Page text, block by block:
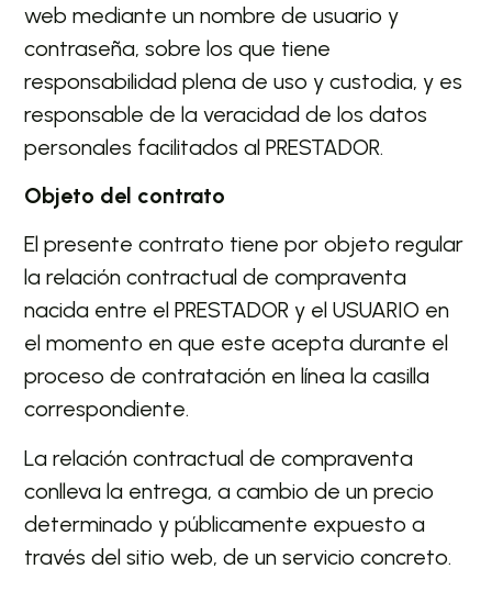
web mediante un nombre de usuario y
contraseña, sobre los que tiene
responsabilidad plena de uso y custodia, y es
responsable de la veracidad de los datos
personales facilitados al PRESTADOR.
Objeto del contrato
El presente contrato tiene por objeto regular
la relación contractual de compraventa
nacida entre el PRESTADOR y el USUARIO en
el momento en que este acepta durante el
proceso de contratación en línea la casilla
correspondiente.
La relación contractual de compraventa
conlleva la entrega, a cambio de un precio
determinado y públicamente expuesto a
través del sitio web, de un servicio concreto.